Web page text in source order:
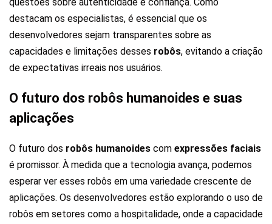
destacam os especialistas, é essencial que os
desenvolvedores sejam transparentes sobre as
capacidades e limitações desses robôs, evitando a criação
de expectativas irreais nos usuários.
O futuro dos robôs humanoides e suas
aplicações
O futuro dos robôs humanoides com expressões faciais
é promissor. À medida que a tecnologia avança, podemos
esperar ver esses robôs em uma variedade crescente de
aplicações. Os desenvolvedores estão explorando o uso de
robôs em setores como a hospitalidade, onde a capacidade